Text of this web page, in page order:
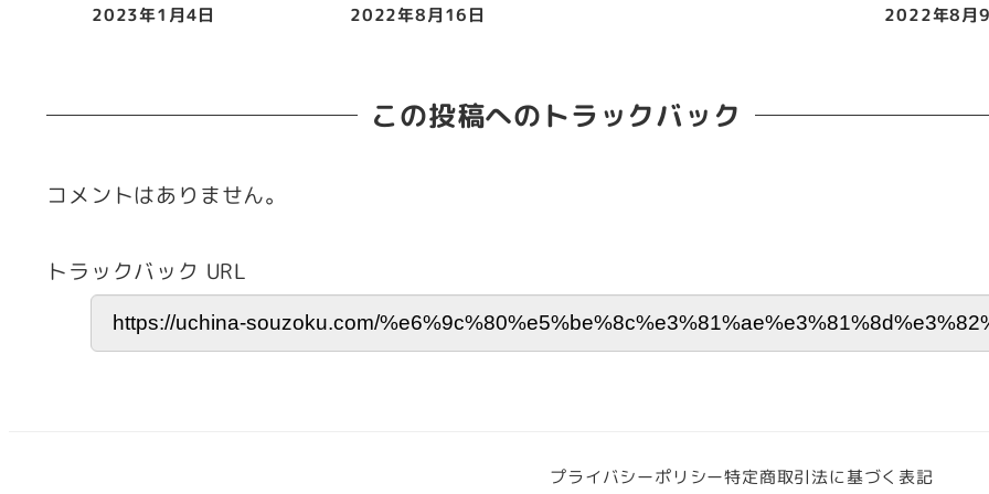
投稿日
2023年1月4日
投稿日
2022年8月16日
投稿日
2022年8月
この投稿へのトラックバック
コメントはありません。
トラックバック URL
プライバシーポリシー特定商取引法に基づく表記